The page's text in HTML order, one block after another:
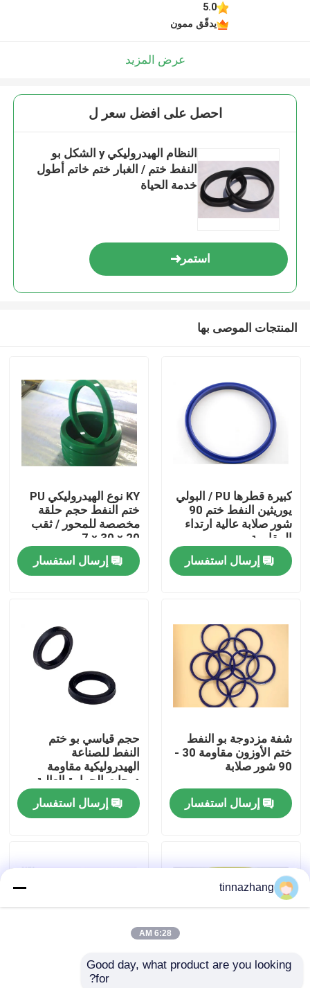
منتجات
معلومات عنا
مراقبة الجودة
اتصل بنا
مطّاط زيت ختم صوف
السيارات الأختام النفط
5.0
يدقّق ممون
عرض المزيد
احصل على افضل سعر ل
النظام الهيدروليكي y الشكل بو
النفط ختم / الغبار ختم خاتم أطول
خدمة الحياة
استمر
المنتجات الموصى بها
كبيرة قطرها PU / البولي
يوريثين النفط ختم 90
شور صلابة عالية ارتداء
المقاومة
إرسال استفسار
KY نوع الهيدروليكي PU
ختم النفط حجم حلقة
مخصصة للمحور / ثقب
20 × 30 × 7
إرسال استفسار
شفة مزدوجة بو النفط
ختم الأوزون مقاومة 30 -
90 شور صلابة
إرسال استفسار
حجم قياسي بو ختم
النفط للصناعة
الهيدروليكية مقاومة
درجات الحرارة العالية
إرسال استفسار
PU المواد الهيدروليكية
tinnazhang
6:28 AM
Good day, what product are you looking
for?